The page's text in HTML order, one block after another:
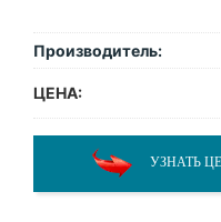
Производитель:
ЦЕНА:
УЗНАТЬ